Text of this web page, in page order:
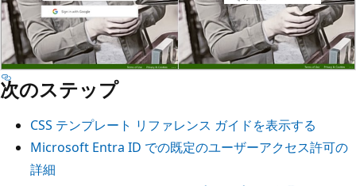
次のステップ
CSS テンプレート リファレンス ガイドを表示する
Microsoft Entra ID での既定のユーザーアクセス許可の
詳細